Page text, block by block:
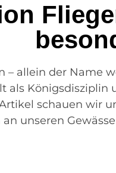
– allein der Name
als Königsdisziplin
schauen wir
unseren